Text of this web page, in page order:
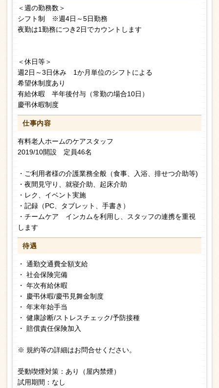
＜週の勤務数＞
シフト制 ※週4日～5日勤務
夜勤は1勤務につき2日でカウントします
＜休日等＞
週2日～3日休み 1か月単位のシフトによる
希望休制度あり
有給休暇 半年後付与（常勤の場合10日）
慶弔休暇制度
仕事内容
有料老人ホームのケアスタッフ
2019/10開設 定員46名
・ご利用者様の介護業務全般（食事、入浴、排せつ介助等)
・夜間見守り、就寝介助、起床介助
・レク、イベント実施
・記録（PC、タブレット、手書き）
・チームケア インカムを利用し、スタッフの連携を重視
します
待遇
・ 通勤交通費全額支給
・ 社会保険完備
・ 年次有給休暇
・ 慶弔休暇/慶弔見舞金制度
・ 年末年始手当
・ 健康診断/ストレスチェック/予防接種
・ 賠償責任保険加入
※ 規約等の詳細はお問合せください。
受動喫煙対策：あり（屋内禁煙）
試用期間：なし